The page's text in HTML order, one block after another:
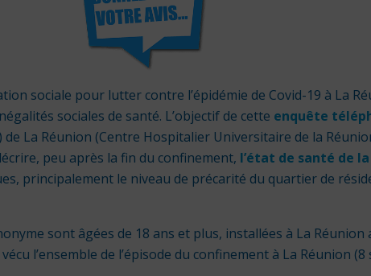
sociale pour lutter contre l’épidémie de Covid-19 à La
sociales de santé. L’objectif de cette enquête
de La Réunion (Centre Hospitalier Universitaire de la
peu après la fin du confinement, l’état de santé de
principalement le niveau de précarité du quartier de
sont âgées de 18 ans et plus, installées à La Réunion
l’ensemble de l’épisode du confinement à La Réunion